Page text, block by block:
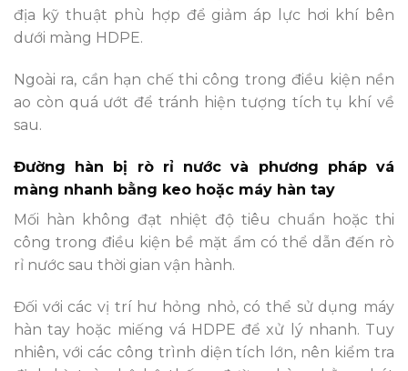
địa kỹ thuật phù hợp để giảm áp lực hơi khí bên
dưới màng HDPE.
Ngoài ra, cần hạn chế thi công trong điều kiện nền
ao còn quá ướt để tránh hiện tượng tích tụ khí về
sau.
Đường hàn bị rò rỉ nước và phương pháp vá
màng nhanh bằng keo hoặc máy hàn tay
Mối hàn không đạt nhiệt độ tiêu chuẩn hoặc thi
công trong điều kiện bề mặt ẩm có thể dẫn đến rò
rỉ nước sau thời gian vận hành.
Đối với các vị trí hư hỏng nhỏ, có thể sử dụng máy
hàn tay hoặc miếng vá HDPE để xử lý nhanh. Tuy
nhiên, với các công trình diện tích lớn, nên kiểm tra